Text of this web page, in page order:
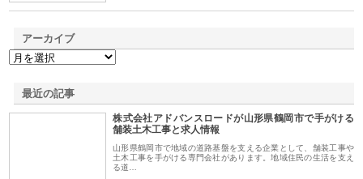
アーカイブ
最近の記事
株式会社アドバンスロードが山形県鶴岡市で手がける
舗装土木工事と求人情報
山形県鶴岡市で地域の道路基盤を支える企業として、舗装工事や
土木工事を手がける専門会社があります。地域住民の生活を支え
る道…